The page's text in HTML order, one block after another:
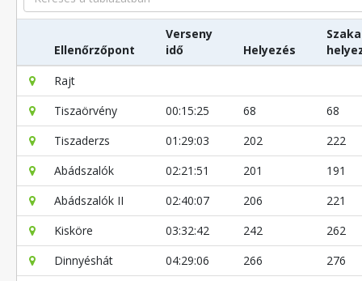
Ellenőrzőpont
Verseny
idő
Helyezés
Rajt
Tiszaörvény
00:15:25 68
68
Tiszaderzs
01:29:03 202
222
Abádszalók
02:21:51 201
191
Abádszalók II
02:40:07 206
221
Kisköre
03:32:42 242
262
Dinnyéshát
04:29:06 266
276